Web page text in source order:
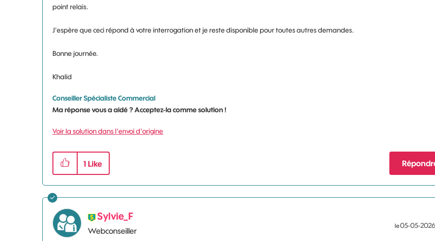
point relais.
J'espère que ceci répond à votre interrogation et je reste disponible pour toutes autres demandes.
Bonne journée.
Khalid
Conseiller Spécialiste Commercial
Ma réponse vous a aidé ? Acceptez-la comme solution !
Voir la solution dans l'envoi d'origine
1 Like
Sylvie_F
Webconseiller
le‎05-05-2026